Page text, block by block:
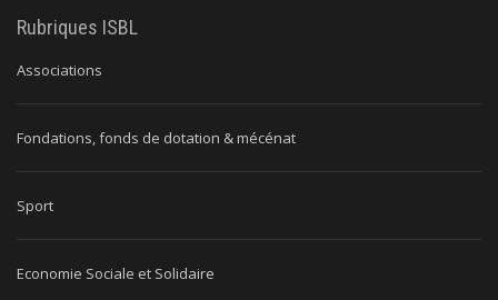
Rubriques ISBL
Associations
Fondations, fonds de dotation & mécénat
Sport
Economie Sociale et Solidaire